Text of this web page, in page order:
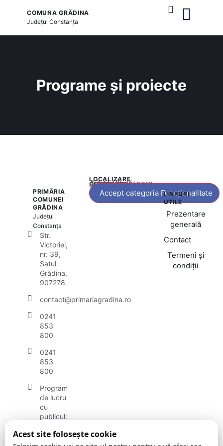
COMUNA GRĂDINA
JudețulConstanța
Programe și proiecte
PRIMĂRIA
COMUNEI
GRĂDINA
Județul
Constanța
Str.
Victoriei,
nr. 39,
Satul
Grădina,
907278
contact@primariagradina.ro
0241
853
800
0241
853
800
Program
de lucru
cu
publicul:
vineri:
LOCALIZARE
Acest conținut este blocat până când acceptați categoria corespunzătoare de cookie-uri.
Accept categoria Funcționalitate
LINKURI
UTILE
Prezentare
generală
Contact
Termeni și
condiții
Acest site folosește cookie